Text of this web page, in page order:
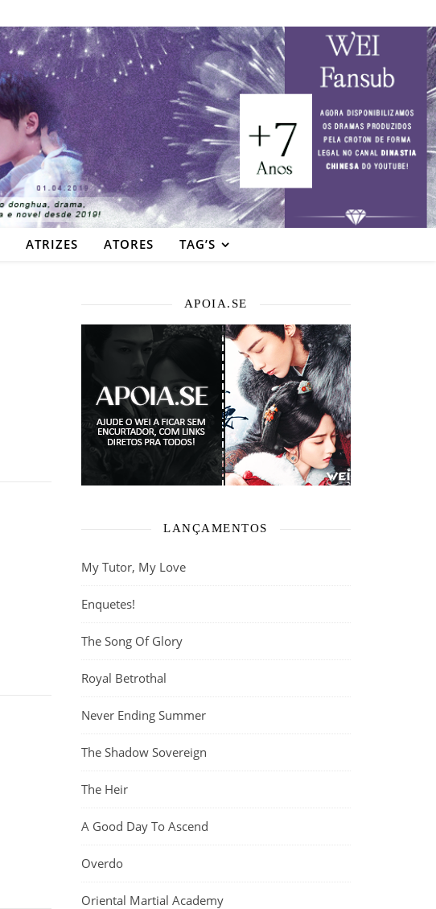
ATRIZES ATORES TAG’S
APOIA.SE
LANÇAMENTOS
My Tutor, My Love
Enquetes!
The Song Of Glory
Royal Betrothal
Never Ending Summer
The Shadow Sovereign
The Heir
A Good Day To Ascend
Overdo
Oriental Martial Academy